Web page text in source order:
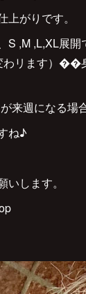
がりです。
S ,M ,L,XL展
わリます）��
来週になる場
ね♪
します。